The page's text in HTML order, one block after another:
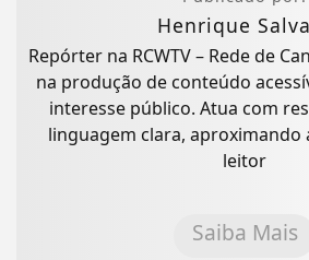
Henrique
Repórter na RCWTV – Rede de
na produção de conteúdo
interesse público. Atua com
linguagem clara, aproximando
leitor
Saiba Mais